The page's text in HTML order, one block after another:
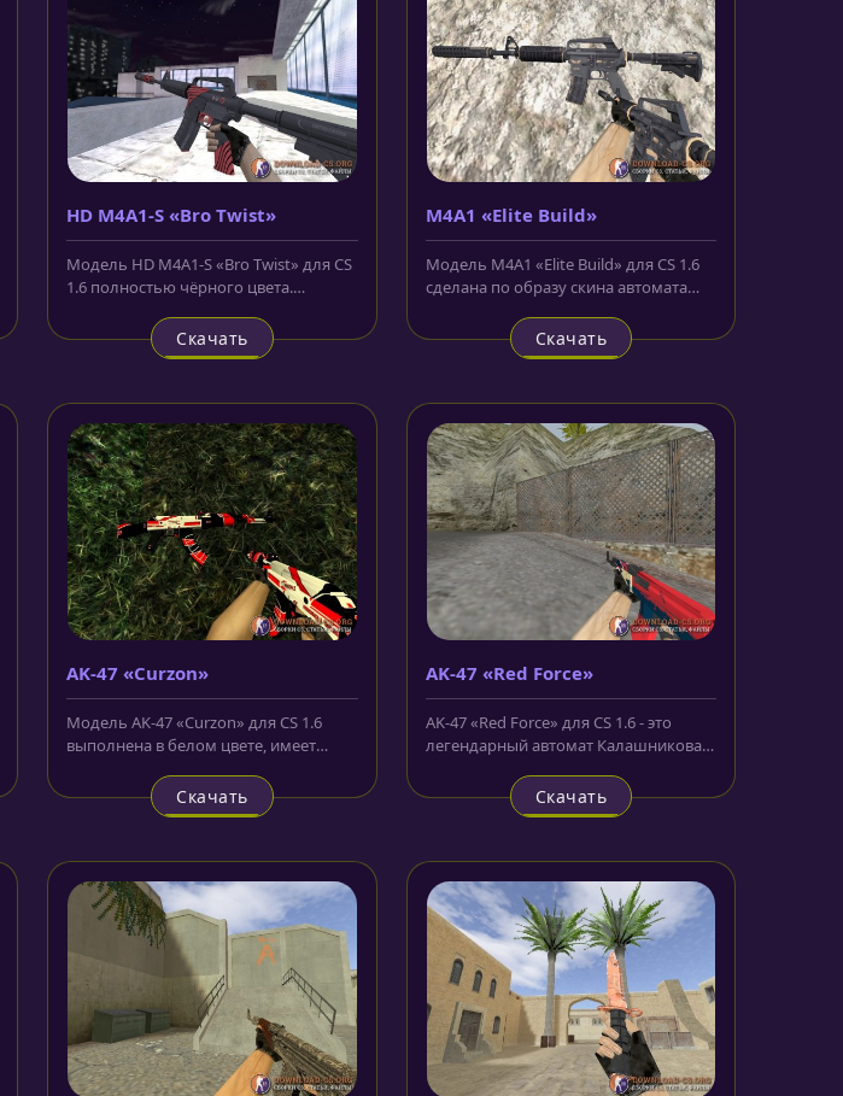
HD M4A1-S «Bro Twist»
Модель HD M4A1-S «Bro Twist» для CS
1.6 полностью чёрного цвета.
Скачать
M4A1 «Elite Build»
Модель M4A1 «Elite Build» для CS 1.6
сделана по образу скина автомата
Скачать
AK-47 «Curzon»
Модель AK-47 «Curzon» для CS 1.6
выполнена в белом цвете, имеет
Скачать
AK-47 «Red Force»
AK-47 «Red Force» для CS 1.6 - это
легендарный автомат Калашникова,
Скачать